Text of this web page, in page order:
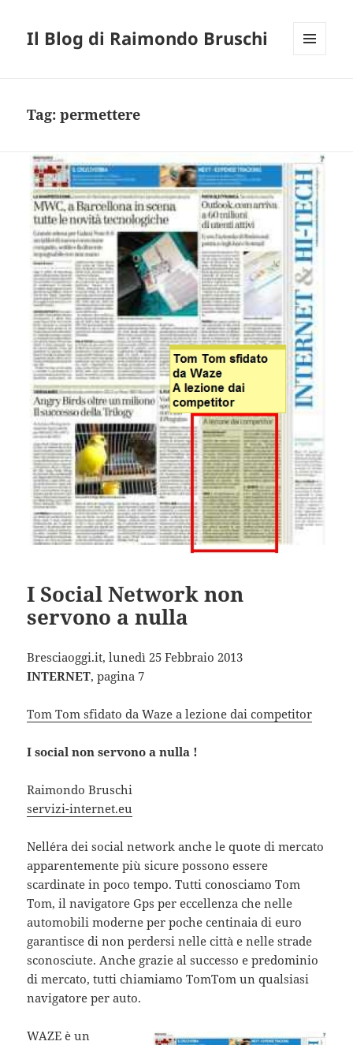
Il Blog di Raimondo Bruschi
Tag:permettere
I Social Network non
servono a nulla
Bresciaoggi.it, lunedì 25 Febbraio 2013
INTERNET, pagina 7
Tom Tom sfidato da Waze a lezione dai competitor
I social non servono a nulla !
Raimondo Bruschi
servizi-internet.eu
Nell´era dei social network anche le quote di mercato
apparentemente più sicure possono essere
scardinate in poco tempo. Tutti conosciamo Tom
Tom, il navigatore Gps per eccellenza che nelle
automobili moderne per poche centinaia di euro
garantisce di non perdersi nelle città e nelle strade
sconosciute. Anche grazie al successo e predominio
di mercato, tutti chiamiamo TomTom un qualsiasi
navigatore per auto.
WAZE è un